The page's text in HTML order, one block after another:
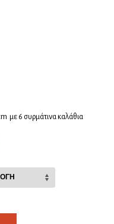
με 6 συρμάτινα καλάθια